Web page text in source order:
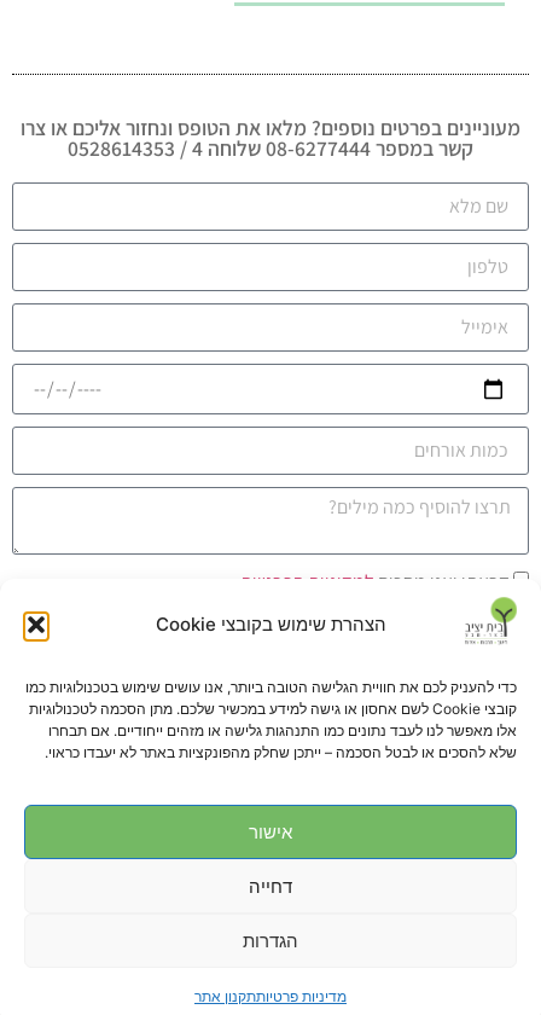
הצהרת שימוש בקובצי Cookie
כדי להעניק לכם את חוויית הגלישה הטובה ביותר, אנו עושים שימוש בטכנולוגיות כמו
קובצי Cookie לשם אחסון או גישה למידע במכשיר שלכם. מתן הסכמה לטכנולוגיות
אלו מאפשר לנו לעבד נתונים כמו התנהגות גלישה או מזהים ייחודיים. אם תבחרו
שלא להסכים או לבטל הסכמה – ייתכן שחלק מהפונקציות באתר לא יעבדו כראוי.
אישור
דחייה
הגדרות
מדיניות פרטיותתקנון אתר
מעוניינים בפרטים נוספים? מלאו את הטופס ונחזור אליכם או צרו
קשר במספר 08-6277444 שלוחה 4 / 0528614353
קראתי ואני מסכים למדיניות הפרטיות
שליחה
עלינו ברשת